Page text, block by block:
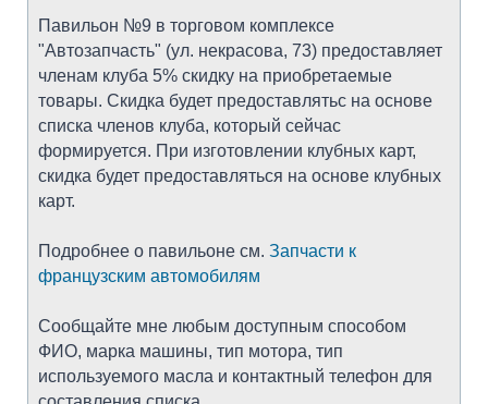
Павильон №9 в торговом комплексе
"Автозапчасть" (ул. некрасова, 73) предоставляет
членам клуба 5% скидку на приобретаемые
товары. Скидка будет предоставлятьс на основе
списка членов клуба, который сейчас
формируется. При изготовлении клубных карт,
скидка будет предоставляться на основе клубных
карт.
Подробнее о павильоне см. Запчасти к
французским автомобилям
Сообщайте мне любым доступным способом
ФИО, марка машины, тип мотора, тип
используемого масла и контактный телефон для